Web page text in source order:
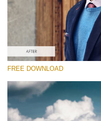
(2067 Lr Presets)
Free
travel, portrait,
architecture, couple,
FREE DOWNLOAD